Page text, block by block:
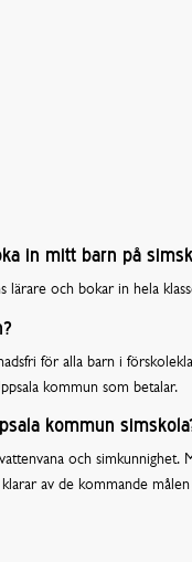
in mitt barn på
lärare och bokar in hela
för alla barn i
kommun som betalar.
kommun
och simkunnighet.
av de kommande